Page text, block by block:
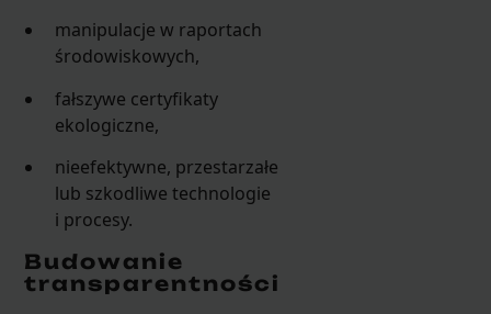
manipulacje w raportach
środowiskowych,
fałszywe certyfikaty
ekologiczne,
nieefektywne, przestarzałe
lub szkodliwe technologie
i procesy.
Budowanie
transparentności